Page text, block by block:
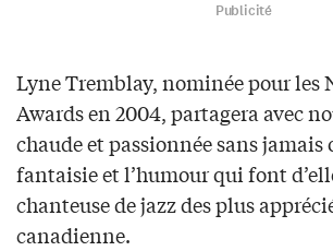
Publicité
Lyne Tremblay, nominée pour les
Awards en 2004, partagera avec
chaude et passionnée sans
fantaisie et l’humour qui font
chanteuse de jazz des plus
canadienne.